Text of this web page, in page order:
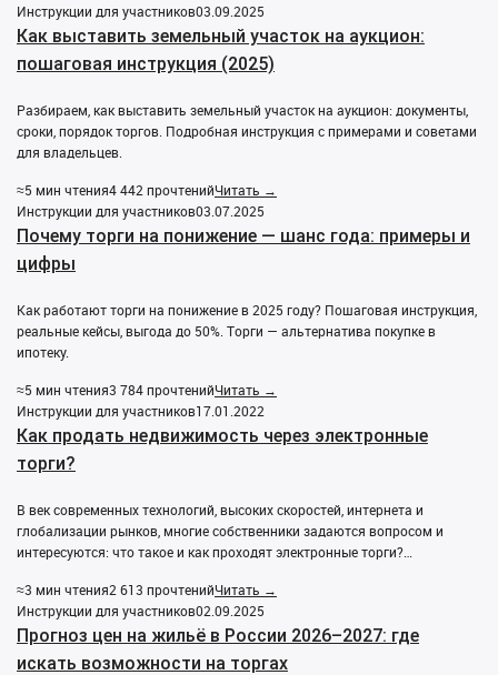
Инструкции для участников03.09.2025
Как выставить земельный участок на аукцион:
пошаговая инструкция (2025)
Разбираем, как выставить земельный участок на аукцион: документы,
сроки, порядок торгов. Подробная инструкция с примерами и советами
для владельцев.
≈5 мин чтения4 442 прочтенийЧитать →
Инструкции для участников03.07.2025
Почему торги на понижение — шанс года: примеры и
цифры
Как работают торги на понижение в 2025 году? Пошаговая инструкция,
реальные кейсы, выгода до 50%. Торги — альтернатива покупке в
ипотеку.
≈5 мин чтения3 784 прочтенийЧитать →
Инструкции для участников17.01.2022
Как продать недвижимость через электронные
торги?
В век современных технологий, высоких скоростей, интернета и
глобализации рынков, многие собственники задаются вопросом и
интересуются: что такое и как проходят электронные торги?…
≈3 мин чтения2 613 прочтенийЧитать →
Инструкции для участников02.09.2025
Прогноз цен на жильё в России 2026–2027: где
искать возможности на торгах